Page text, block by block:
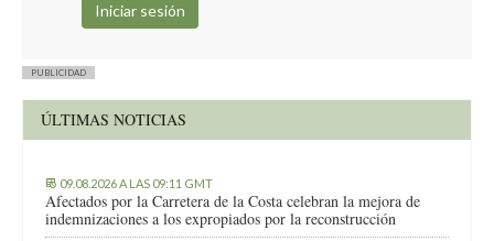
PUBLICIDAD
ÚLTIMAS NOTICIAS
09.08.2026 A LAS 09:11 GMT
Afectados por la Carretera de la Costa celebran la mejora de
indemnizaciones a los expropiados por la reconstrucción